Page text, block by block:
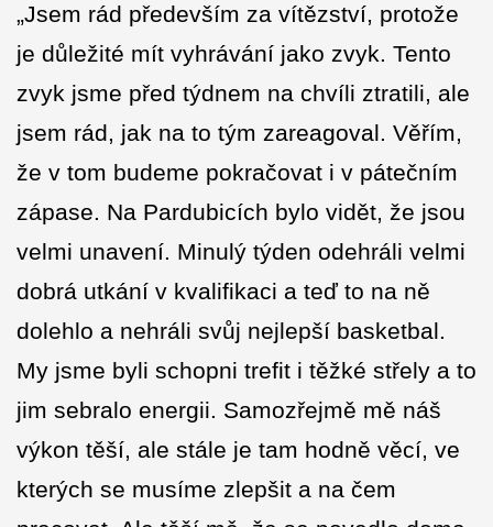
„Jsem rád především za vítězství, protože
je důležité mít vyhrávání jako zvyk. Tento
zvyk jsme před týdnem na chvíli ztratili, ale
jsem rád, jak na to tým zareagoval. Věřím,
že v tom budeme pokračovat i v pátečním
zápase. Na Pardubicích bylo vidět, že jsou
velmi unavení. Minulý týden odehráli velmi
dobrá utkání v kvalifikaci a teď to na ně
dolehlo a nehráli svůj nejlepší basketbal.
My jsme byli schopni trefit i těžké střely a to
jim sebralo energii. Samozřejmě mě náš
výkon těší, ale stále je tam hodně věcí, ve
kterých se musíme zlepšit a na čem